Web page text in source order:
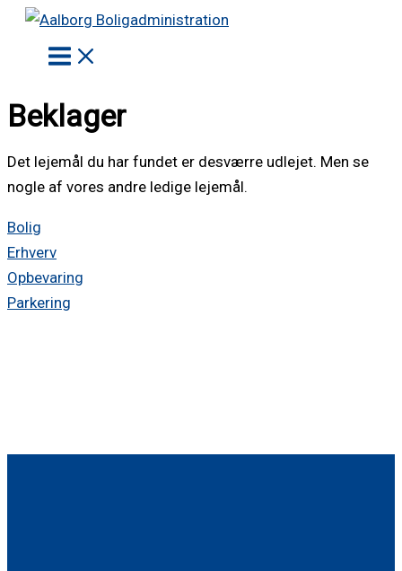
indholdet
Beklager
Det lejemål du har fundet er desværre udlejet. Men se
nogle af vores andre ledige lejemål.
Bolig
Erhverv
Opbevaring
Parkering